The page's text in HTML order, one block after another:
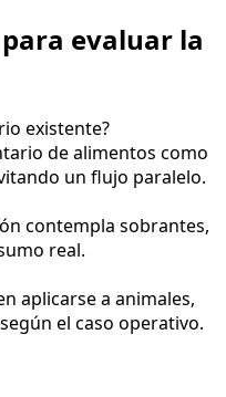
evaluar la
existente?
de alimentos como
un flujo paralelo.
contempla sobrantes,
real.
aplicarse a animales,
el caso operativo.